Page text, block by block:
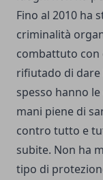
Fino al 2010 ha
criminalità
combattuto con
rifiutado di dare
spesso hanno
mani piene di
contro tutto e
subite. Non ha
tipo di